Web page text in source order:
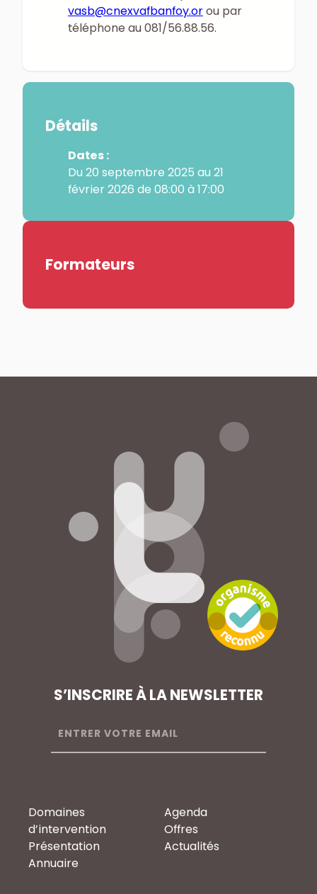
vasb@cnexvafbanfoy.orou par
téléphone au 081/56.88.56.
Détails
Dates :
Du 20 septembre 2025 au 21
février 2026 de 08:00 à 17:00
Formateurs
S’INSCRIRE À LA NEWSLETTER
Domaines
d’intervention
Présentation
Annuaire
Agenda
Offres
Actualités